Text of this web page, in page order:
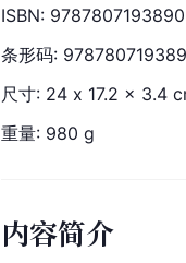
ISBN: 9787807193890
条形码:
尺寸: 24 x 17.2 x 3.4
重量: 980 g
内容简介